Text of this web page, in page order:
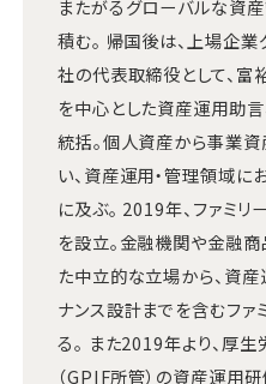
またがるグローバルな資
積む。 帰国後は、上場企
社の代表取締役として、
を中心とした資産運用助言
統括。個人資産から事業
い、資産運用・管理領域
に及ぶ。 2019年、ファミリ
を設立。金融機関や金融
た中立的な立場から、資産
ナンス設計までを含むファ
る。 また2019年より、厚
（GPIF所管）の資産運用